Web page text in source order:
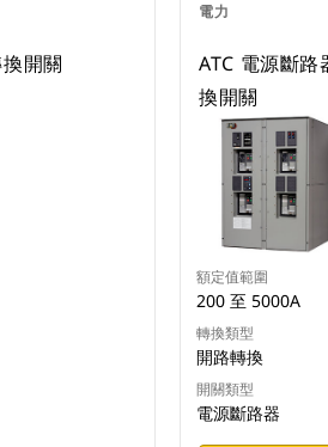
開關
電力
ATC 電源斷
換開關
額定值範圍
200 至 5000A
轉換類型
開路轉換
開關類型
電源斷路器